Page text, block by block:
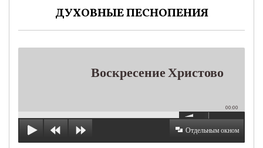
ДУХОВНЫЕ ПЕСНОПЕНИЯ
Воскресение Христово
00:00
Отдельным окном